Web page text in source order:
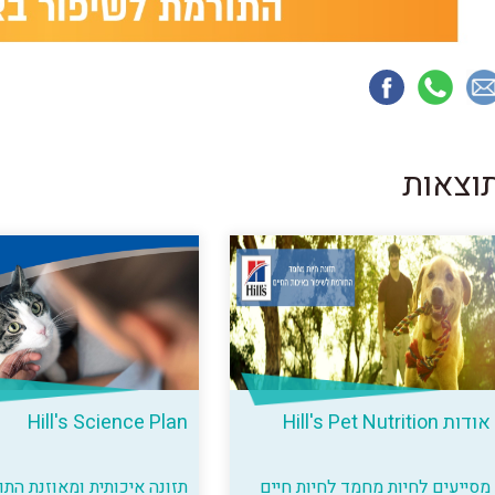
אודות Hill's Pet Nutrition
מסייעים לחיות מחמד לחיות חיים
Hill's Science Plan
תזונה איכותית ומאוזנת